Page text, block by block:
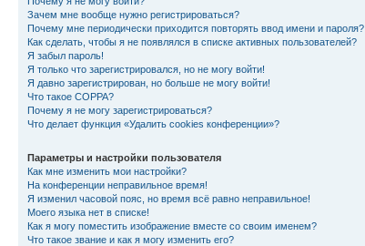
Зачем мне вообще нужно регистрироваться?
Почему мне периодически приходится повторять ввод имени и пароля?
Как сделать, чтобы я не появлялся в списке активных пользователей?
Я забыл пароль!
Я только что зарегистрировался, но не могу войти!
Я давно зарегистрирован, но больше не могу войти!
Что такое COPPA?
Почему я не могу зарегистрироваться?
Что делает функция «Удалить cookies конференции»?
Параметры и настройки пользователя
Как мне изменить мои настройки?
На конференции неправильное время!
Я изменил часовой пояс, но время всё равно неправильное!
Моего языка нет в списке!
Как я могу поместить изображение вместе со своим именем?
Что такое звание и как я могу изменить его?